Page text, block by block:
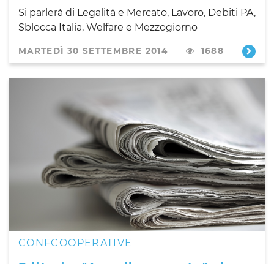
Si parlerà di Legalità e Mercato, Lavoro, Debiti PA,
Sblocca Italia, Welfare e Mezzogiorno
MARTEDÌ 30 SETTEMBRE 2014 1688
CONFCOOPERATIVE